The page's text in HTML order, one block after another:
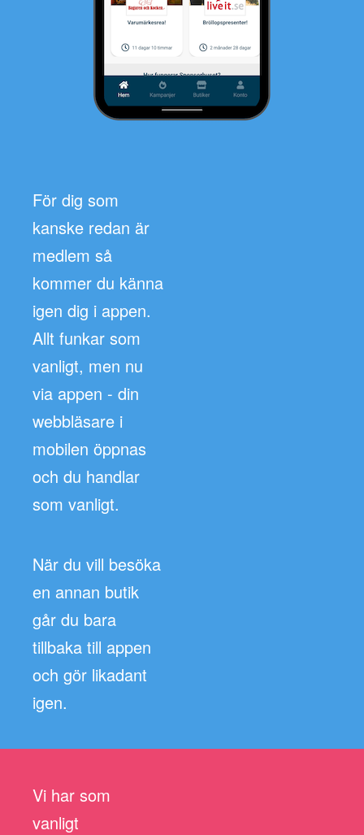
För dig som
kanske redan är
medlem så
kommer du känna
igen dig i appen.
Allt funkar som
vanligt, men nu
via appen - din
webbläsare i
mobilen öppnas
och du handlar
som vanligt.
När du vill besöka
en annan butik
går du bara
tillbaka till appen
och gör likadant
igen.
Vi har som
vanligt